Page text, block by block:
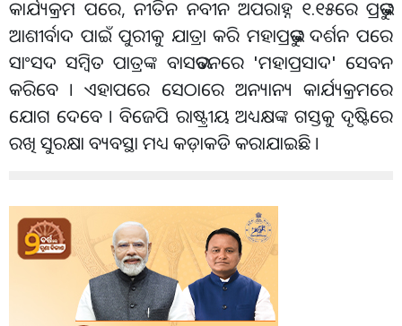
କାର୍ଯ୍ୟକ୍ରମ ପରେ, ନୀତିନ ନବୀନ ଅପରାହ୍ନ ୧.୧୫ରେ ପ୍ରଭୁଙ୍କ
ଆଶୀର୍ବାଦ ପାଇଁ ପୁରୀକୁ ଯାତ୍ରା କରି ମହାପ୍ରଭୁଙ୍କ ଦର୍ଶନ ପରେ
ସାଂସଦ ସମ୍ବିତ ପାତ୍ରଙ୍କ ବାସଭବନରେ 'ମହାପ୍ରସାଦ' ସେବନ
କରିବେ । ଏହାପରେ ସେଠାରେ ଅନ୍ୟାନ୍ୟ କାର୍ଯ୍ୟକ୍ରମରେ
ଯୋଗ ଦେବେ । ବିଜେପି ରାଷ୍ଟ୍ରୀୟ ଅଧ୍ୟକ୍ଷଙ୍କ ଗସ୍ତକୁ ଦୃଷ୍ଟିରେ
ରଖି ସୁରକ୍ଷା ବ୍ୟବସ୍ଥା ମଧ୍ୟ କଡ଼ାକଡି କରାଯାଇଛି ।